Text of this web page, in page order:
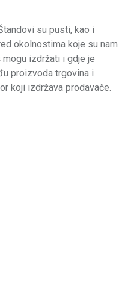
su pusti, kao i
okolnostima koje su nam
izdržati i gdje je
proizvoda trgovina i
koji izdržava prodavače.